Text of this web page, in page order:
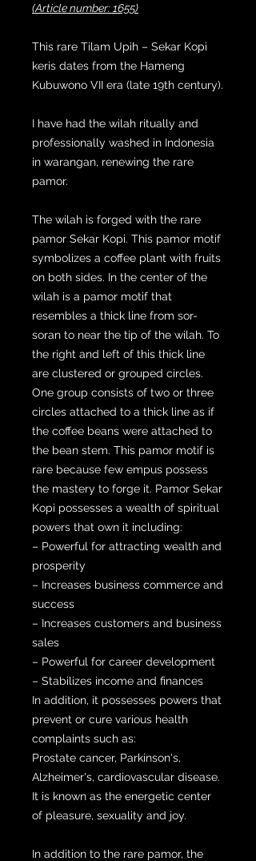
(Article number: 1655)
This rare Tilam Upih – Sekar Kopi
keris dates from the Hameng
Kubuwono VII era (late 19th century).
I have had the wilah ritually and
professionally washed in Indonesia
in warangan, renewing the rare
pamor.
The wilah is forged with the rare
pamor Sekar Kopi. This pamor motif
symbolizes a coffee plant with fruits
on both sides. In the center of the
wilah is a pamor motif that
resembles a thick line from sor-
soran to near the tip of the wilah. To
the right and left of this thick line
are clustered or grouped circles.
One group consists of two or three
circles attached to a thick line as if
the coffee beans were attached to
the bean stem. This pamor motif is
rare because few empus possess
the mastery to forge it. Pamor Sekar
Kopi possesses a wealth of spiritual
powers that own it including:
– Powerful for attracting wealth and
prosperity
– Increases business commerce and
success
– Increases customers and business
sales
– Powerful for career development
– Stabilizes income and finances
In addition, it possesses powers that
prevent or cure various health
complaints such as:
Prostate cancer, Parkinson's,
Alzheimer's, cardiovascular disease.
It is known as the energetic center
of pleasure, sexuality and joy.
In addition to the rare pamor, the